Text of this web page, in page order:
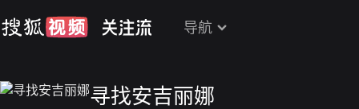
导航
寻找安吉丽娜